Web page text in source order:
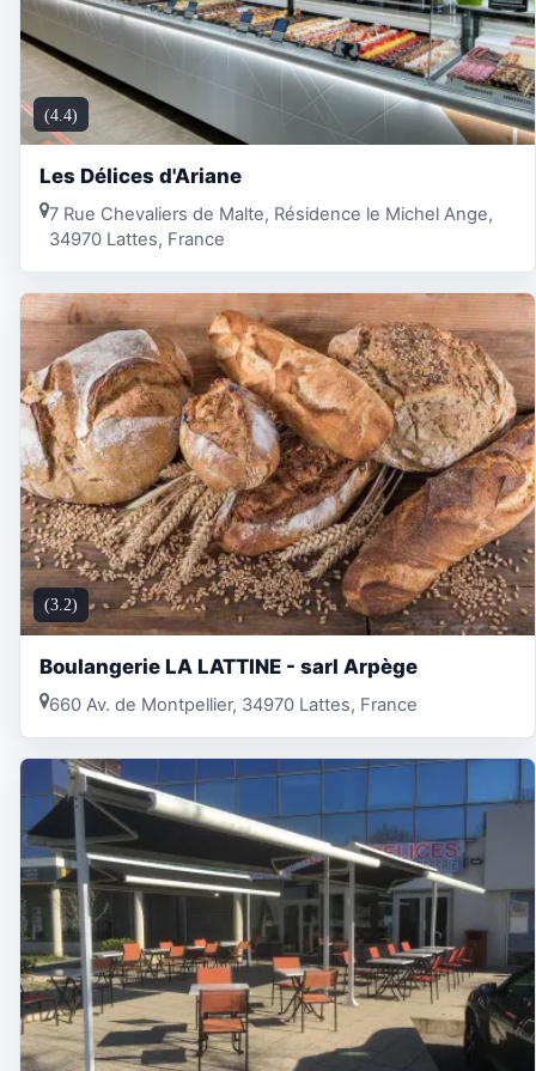
(4.4)
Les Délices d'Ariane
7 Rue Chevaliers de Malte, Résidence le Michel Ange,
34970 Lattes, France
(3.2)
Boulangerie LA LATTINE - sarl Arpège
660 Av. de Montpellier, 34970 Lattes, France